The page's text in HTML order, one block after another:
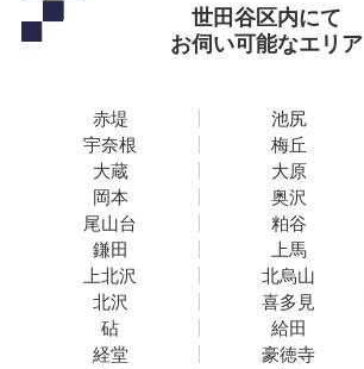
世田谷区内にて
お伺い可能なエリア
赤堤
池尻
宇奈根
梅丘
大蔵
大原
岡本
奥沢
尾山台
粕谷
鎌田
上馬
上北沢
北烏山
北沢
喜多見
砧
給田
経堂
豪徳寺